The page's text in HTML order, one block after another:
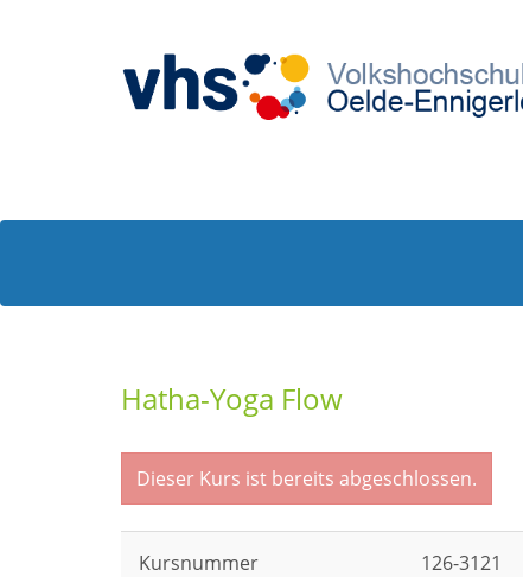
Hatha-Yoga Flow
Dieser Kurs ist bereits abgeschlossen.
Kursnummer 126-3121